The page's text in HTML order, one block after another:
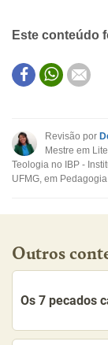
Este conteúdo
Este
Outro
Revisão por
Mestre em
Teologia no IBP -
UFMG, em
Outros
Os 7 pecados